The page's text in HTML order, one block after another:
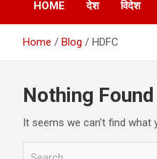
Service
HOME देश विदेश
Home Blog HDFC
Nothing Found
It seems we can’t find what